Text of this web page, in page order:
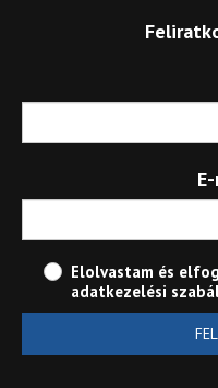
Elolvastam és
adatkezelési